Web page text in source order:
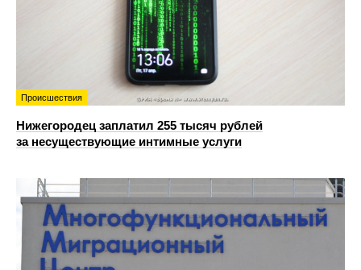
Происшествия
Нижегородец заплатил 255 тысяч рублей
за несуществующие интимные услуги